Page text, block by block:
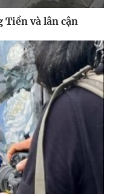
Tiền và lân cận